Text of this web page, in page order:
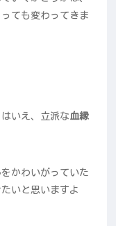
ても変わってきま
いえ、立派な血縁
かわいがっていた
いと思いますよ